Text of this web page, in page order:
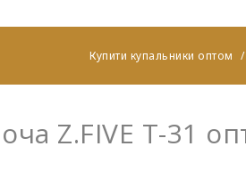
Купити купальники оптом
Z.FIVE T-31